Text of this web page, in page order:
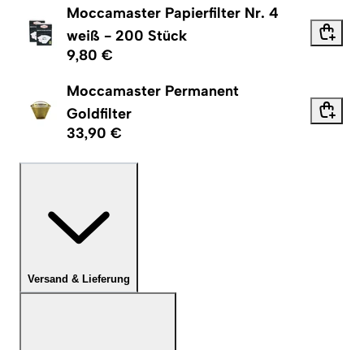
Moccamaster Papierfilter Nr. 4
weiß - 200 Stück
9,80 €
Moccamaster Permanent
Goldfilter
33,90 €
Versand & Lieferung